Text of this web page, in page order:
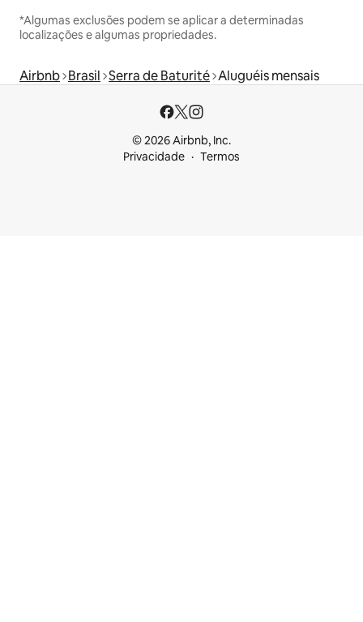
*Algumas exclusões podem se aplicar a determinadas
localizações e algumas propriedades.
Airbnb Brasil Serra de Baturité Aluguéis mensais
© 2026 Airbnb, Inc.
Privacidade
Termos